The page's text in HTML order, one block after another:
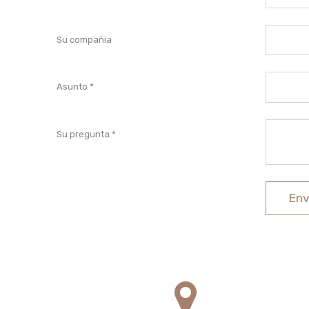
Su compañía
Asunto
Su pregunta
NAMU SAMANDA SL